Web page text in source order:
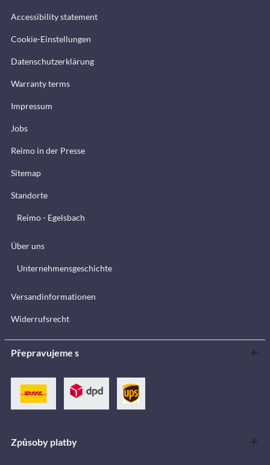
Accessibility statement
Cookie-Einstellungen
Datenschutzerklärung
Warranty terms
Impressum
Jobs
Reimo in der Presse
Sitemap
Standorte
Reimo - Egelsbach
Über uns
Unternehmensgeschichte
Versandinformationen
Widerrufsrecht
Přepravujeme s
Způsoby platby